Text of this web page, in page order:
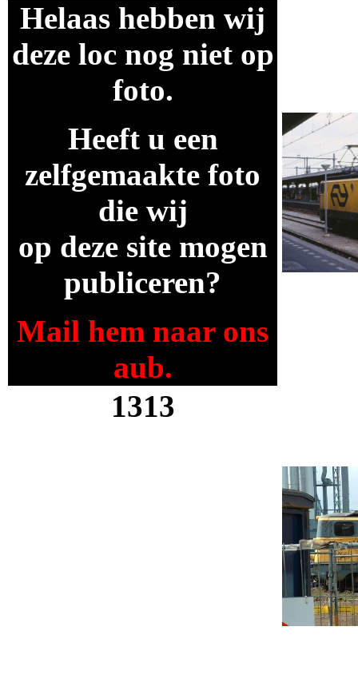
Helaas hebben wij
deze loc nog niet op
foto.
Heeft u een
zelfgemaakte foto
die wij
op deze site mogen
publiceren?
Mail hem naar ons
aub.
1313